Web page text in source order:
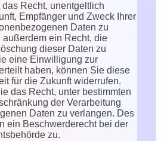
Recht, unentgeltlich
Empfänger und Zweck Ihrer
Daten zu
ein Recht, die
dieser Daten zu
eine Einwilligung zur
haben, können Sie diese
für die Zukunft widerrufen.
das Recht, unter bestimmten
der Verarbeitung
Daten zu verlangen. Des
ein Beschwerderecht bei der
zu.